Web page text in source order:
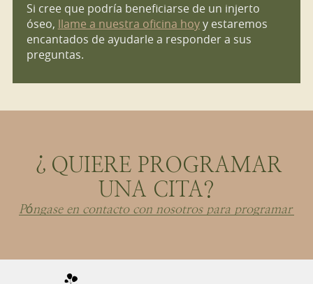
Si cree que podría beneficiarse de un injerto
óseo, llame a nuestra oficina hoyy estaremos
encantados de ayudarle a responder a sus
preguntas.
¿QUIERE PROGRAMAR
UNA CITA?
Póngase en contacto con nosotros para programar